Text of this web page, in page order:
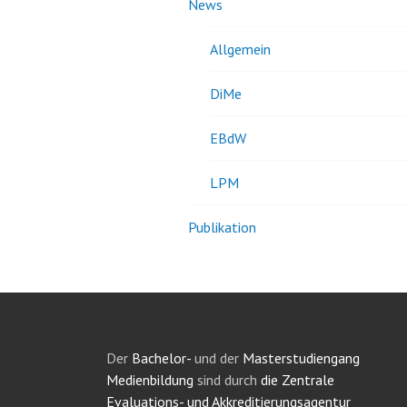
News
Allgemein
DiMe
EBdW
LPM
Publikation
Der Bachelor- und der Masterstudiengang
Medienbildung sind durch die Zentrale
Evaluations- und Akkreditierungsagentur